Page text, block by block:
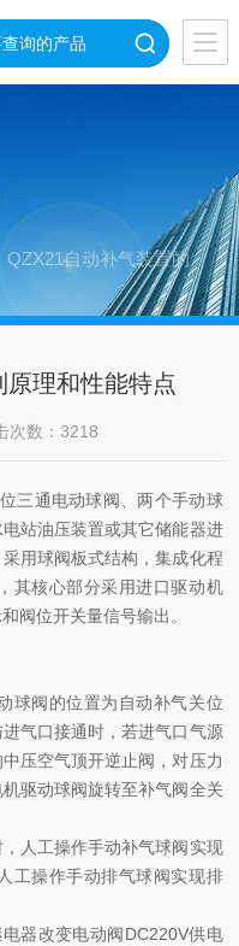
QZX21自动补气装置的
原理和性能特点
次数：3218
三通电动球阀、两个手动球
站油压装置或其它储能器进
用球阀板式结构，集成化程
其核心部分采用进口驱动机
阀位开关量信号输出。
阀的位置为自动补气关位
气口接通时，若进气口气源
压空气顶开逆止阀，对压力
驱动球阀旋转至补气阀全关
人工操作手动补气球阀实现
工操作手动排气球阀实现排
器改变电动阀DC220V供电